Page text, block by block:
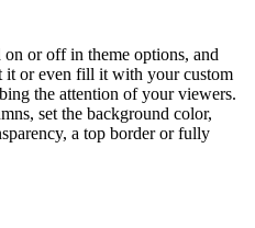
or off in theme options, and
it or even fill it with your custom
the attention of your viewers.
set the background color,
a top border or fully